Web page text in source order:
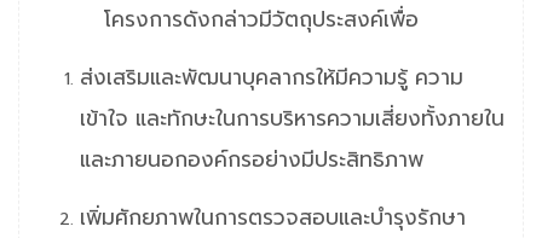
โครงการดังกล่าวมีวัตถุประสงค์เพื่อ
ส่งเสริมและพัฒนาบุคลากรให้มีความรู้ ความ
เข้าใจ และทักษะในการบริหารความเสี่ยงทั้งภายใน
และภายนอกองค์กรอย่างมีประสิทธิภาพ
เพิ่มศักยภาพในการตรวจสอบและบำรุงรักษา